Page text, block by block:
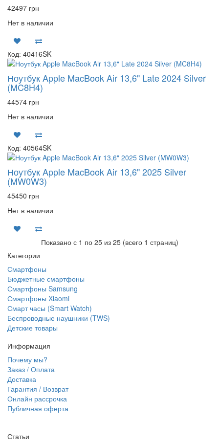
42497 грн
Нет в наличии
Код: 40416SK
Ноутбук Apple MacBook Air 13,6" Late 2024 Silver
(MC8H4)
44574 грн
Нет в наличии
Код: 40564SK
Ноутбук Apple MacBook Air 13,6" 2025 Silver
(MW0W3)
45450 грн
Нет в наличии
Показано с 1 по 25 из 25 (всего 1 страниц)
Категории
Смартфоны
Бюджетные смартфоны
Смартфоны Samsung
Смартфоны Xiaomi
Смарт часы (Smart Watch)
Беспроводные наушники (TWS)
Детские товары
Информация
Почему мы?
Заказ / Оплата
Доставка
Гарантия / Возврат
Онлайн рассрочка
Публичная оферта
Статьи